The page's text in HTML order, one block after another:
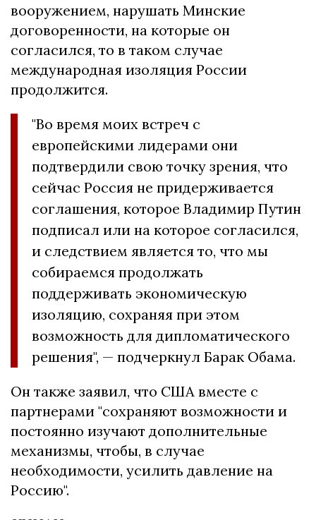
вооружением, нарушать Минские
договоренности, на которые он
согласился, то в таком случае
международная изоляция России
продолжится.
"Во время моих встреч с
европейскими лидерами они
подтвердили свою точку зрения, что
сейчас Россия не придерживается
соглашения, которое Владимир Путин
подписал или на которое согласился,
и следствием является то, что мы
собираемся продолжать
поддерживать экономическую
изоляцию, сохраняя при этом
возможность для дипломатического
решения", — подчеркнул Барак Обама.
Он также заявил, что США вместе с
партнерами "сохраняют возможности и
постоянно изучают дополнительные
механизмы, чтобы, в случае
необходимости, усилить давление на
Россию".